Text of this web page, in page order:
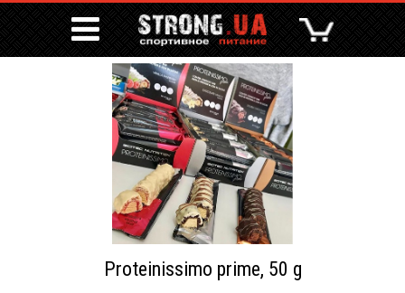
Proteinissimo prime, 50 g